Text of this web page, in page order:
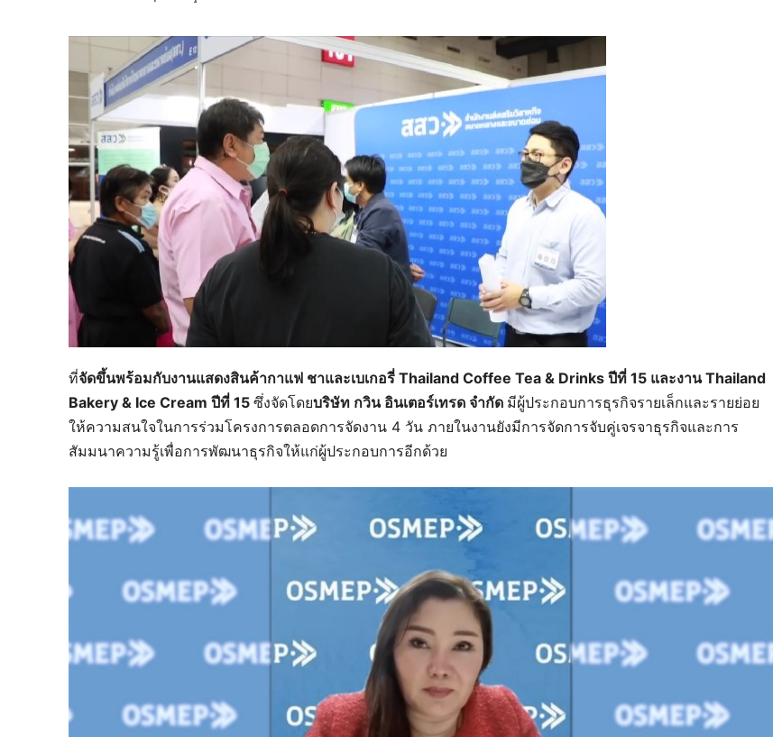
ที่จัดขึ้นพร้อมกับงานแสดงสินค้ากาแฟ ชาและเบเกอรี่ Thailand Coffee Tea & Drinks ปีที่ 15 และงาน Thailand
Bakery & Ice Cream ปีที่ 15 ซึ่งจัดโดยบริษัท กวิน อินเตอร์เทรด จำกัด มีผู้ประกอบการธุรกิจรายเล็กและรายย่อย
ให้ความสนใจในการร่วมโครงการตลอดการจัดงาน 4 วัน ภายในงานยังมีการจัดการจับคู่เจรจาธุรกิจและการ
สัมมนาความรู้เพื่อการพัฒนาธุรกิจให้แก่ผู้ประกอบการอีกด้วย